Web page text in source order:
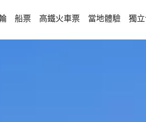
船票 高鐵火車票 當地體驗 獨立